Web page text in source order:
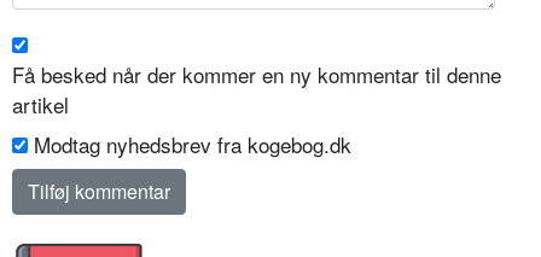
Få besked når der kommer en ny kommentar til denne
artikel
Modtag nyhedsbrev fra kogebog.dk